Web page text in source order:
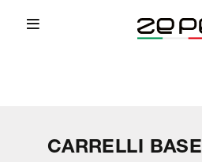
CARRELLI BASE